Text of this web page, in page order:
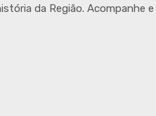
da Região. Acompanhe